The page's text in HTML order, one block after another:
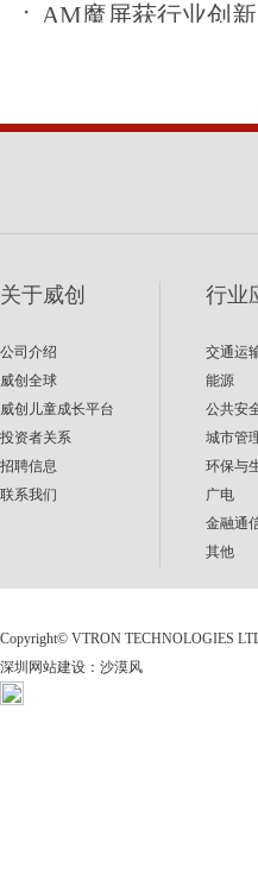
AM魔屏获行业创
关于威创
公司介绍
威创全球
威创儿童成长平台
投资者关系
招聘信息
联系我们
行业
交通运
能源
公共安
城市管
环保与
广电
金融通
其他
Copyright© VTRON TECHNOLOGIES
深圳网站建设 ： 沙漠风